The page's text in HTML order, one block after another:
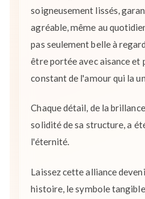
soigneusement lissés,
agréable, même au
pas seulement belle à
être portée avec aisance et
constant de l'amour qui la
Chaque détail, de la
solidité de sa structure, a
l'éternité.
Laissez cette alliance
histoire, le symbole